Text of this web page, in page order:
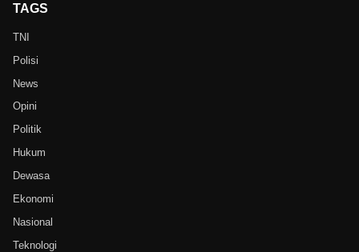
TAGS
TNI
Polisi
News
Opini
Politik
Hukum
Dewasa
Ekonomi
Nasional
Teknologi